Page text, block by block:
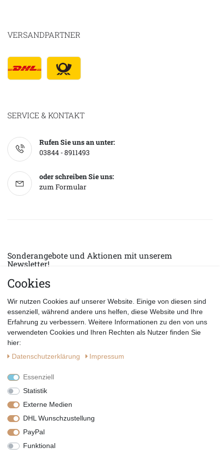
VERSANDPARTNER
SERVICE & KONTAKT
Rufen Sie uns an unter:
03844 - 8911493
oder schreiben Sie uns:
zum Formular
Sonderangebote und Aktionen mit unserem
Newsletter!
E-MAIL *
Datenschutzerklärung
Vertrag widerrufen
Cookies
Wir nutzen Cookies auf unserer Website. Einige von diesen sind
essenziell, während andere uns helfen, diese Website und Ihre
Erfahrung zu verbessern. Weitere Informationen zu den von uns
verwendeten Cookies und Ihren Rechten als Nutzer finden Sie
hier:
Daten­schutz­erklärung
Impressum
Essenziell
Statistik
Externe Medien
DHL Wunschzustellung
PayPal
Funktional